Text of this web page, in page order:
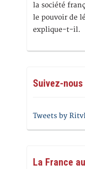
la société
le pouvoir de
explique-t-il.
Suivez-nous
Tweets by
La France